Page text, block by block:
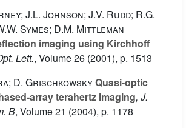
J.L. Johnson; J.V. Rudd; R.G.
Symes; D.M. Mittleman
imaging using Kirchhoff
Lett., Volume 26 (2001), p. 1513
D. GrischkowskyQuasi-optic
array terahertz imaging, J.
B, Volume 21 (2004), p. 1178